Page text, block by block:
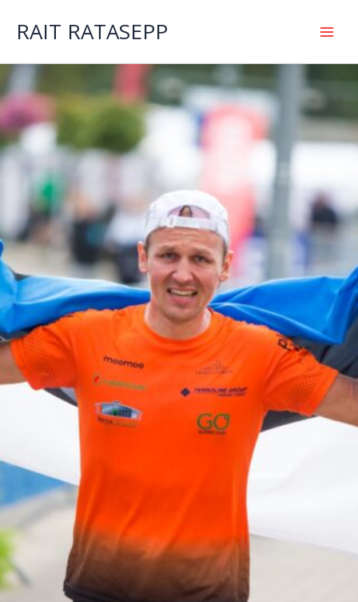
contentRAIT RATASEPP